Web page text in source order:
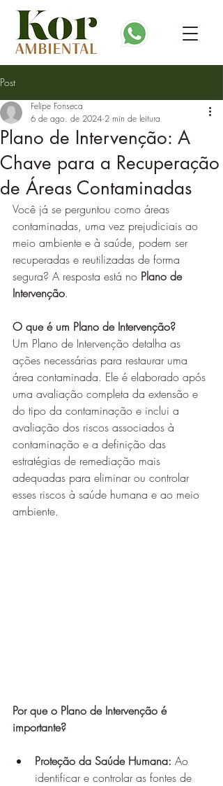
Post
Plano de Intervenção: A
Chave para a Recuperação
de Áreas Contaminadas
Felipe Fonseca
6 de ago. de 2024 2 min de leitura
Você já se perguntou como áreas
contaminadas, uma vez prejudiciais ao
meio ambiente e à saúde, podem ser
recuperadas e reutilizadas de forma
segura? A resposta está no Plano de
Intervenção.
O que é um Plano de Intervenção?
Um Plano de Intervenção detalha as
ações necessárias para restaurar uma
área contaminada. Ele é elaborado após
uma avaliação completa da extensão e
do tipo da contaminação e inclui a
avaliação dos riscos associados à
contaminação e a definição das
estratégias de remediação mais
adequadas para eliminar ou controlar
esses riscos à saúde humana e ao meio
ambiente.
Por que o Plano de Intervenção é
importante?
Proteção da Saúde Humana: Ao
identificar e controlar as fontes de